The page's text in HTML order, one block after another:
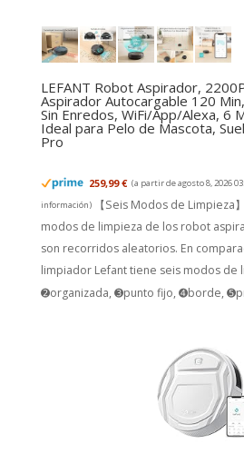
LEFANT Robot Aspirador,
Aspirador Autocargable 120
Sin Enredos, WiFi/App/Alexa, 6
Ideal para Pelo de Mascota,
Pro
259,99 € (a partir de agosto 8, 2026
información)
【Seis Modos de Limpieza
modos de limpieza de los robot
son recorridos aleatorios. En
limpiador Lefant tiene seis modos de
➋organizada, ➌punto fijo, ➍borde,